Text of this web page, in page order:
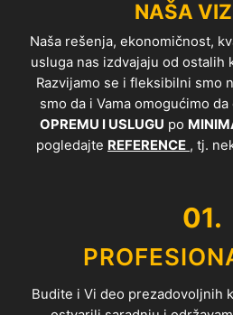
NAŠA
Naša rešenja, ekonomičnost,
usluga nas izdvajaju od ostalih
Razvijamo se i fleksibilni smo
smo da i Vama omogućimo
OPREMU I USLUGU po
pogledajte REFERENCE , tj.
01.
Budite i Vi deo prezadovoljnih